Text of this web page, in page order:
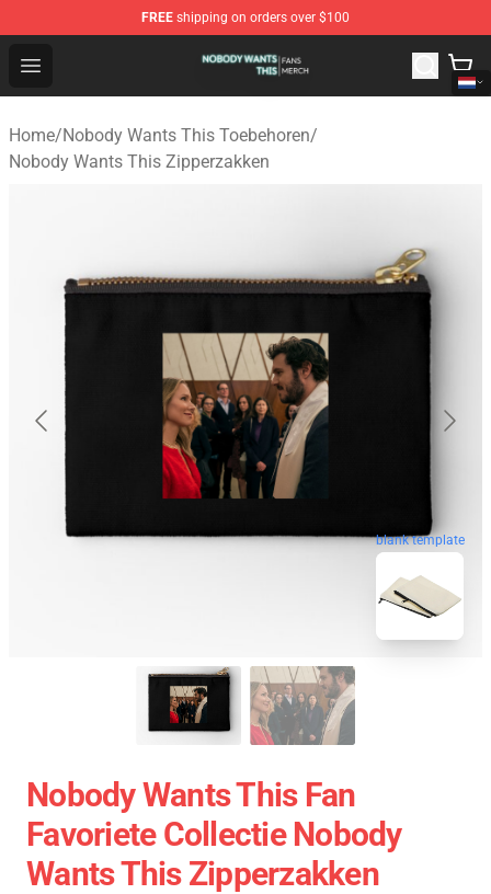
FREE shipping on orders over $100
Open menu
Nobody Wants This Shop - Official Nobody Wants This
Home/Nobody Wants This Toebehoren/
Nobody Wants This Zipperzakken
blank template
Nobody Wants This Fan
Favoriete Collectie Nobody
Wants This Zipperzakken